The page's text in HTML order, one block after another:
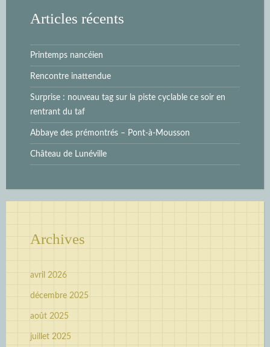
Articles récents
Printemps nancéien
Rencontre inattendue
Surprise : nouveau tag sur la piste cyclable ce soir en
rentrant du taf
Abbaye des prémontrés – Pont-à-Mousson
Château de Lunéville
Archives
avril 2026
décembre 2025
août 2025
juillet 2025